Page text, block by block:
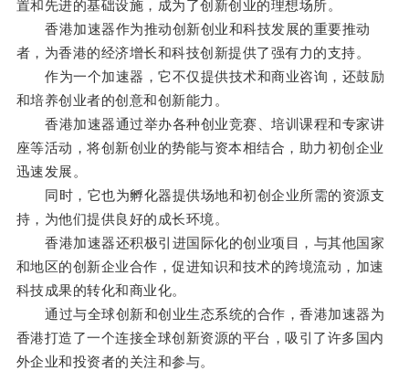
置和先进的基础设施，成为了创新创业的理想场所。
香港加速器作为推动创新创业和科技发展的重要推动
者，为香港的经济增长和科技创新提供了强有力的支持。
作为一个加速器，它不仅提供技术和商业咨询，还鼓励
和培养创业者的创意和创新能力。
香港加速器通过举办各种创业竞赛、培训课程和专家讲
座等活动，将创新创业的势能与资本相结合，助力初创企业
迅速发展。
同时，它也为孵化器提供场地和初创企业所需的资源支
持，为他们提供良好的成长环境。
香港加速器还积极引进国际化的创业项目，与其他国家
和地区的创新企业合作，促进知识和技术的跨境流动，加速
科技成果的转化和商业化。
通过与全球创新和创业生态系统的合作，香港加速器为
香港打造了一个连接全球创新资源的平台，吸引了许多国内
外企业和投资者的关注和参与。